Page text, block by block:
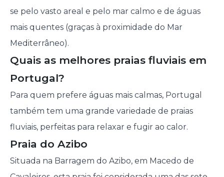
se pelo vasto areal e pelo mar calmo e de águas
mais quentes (graças à proximidade do Mar
Mediterrâneo).
Quais as melhores praias fluviais em
Portugal?
Para quem prefere águas mais calmas, Portugal
também tem uma grande variedade de praias
fluviais, perfeitas para relaxar e fugir ao calor.
Praia do Azibo
Situada na Barragem do Azibo, em Macedo de